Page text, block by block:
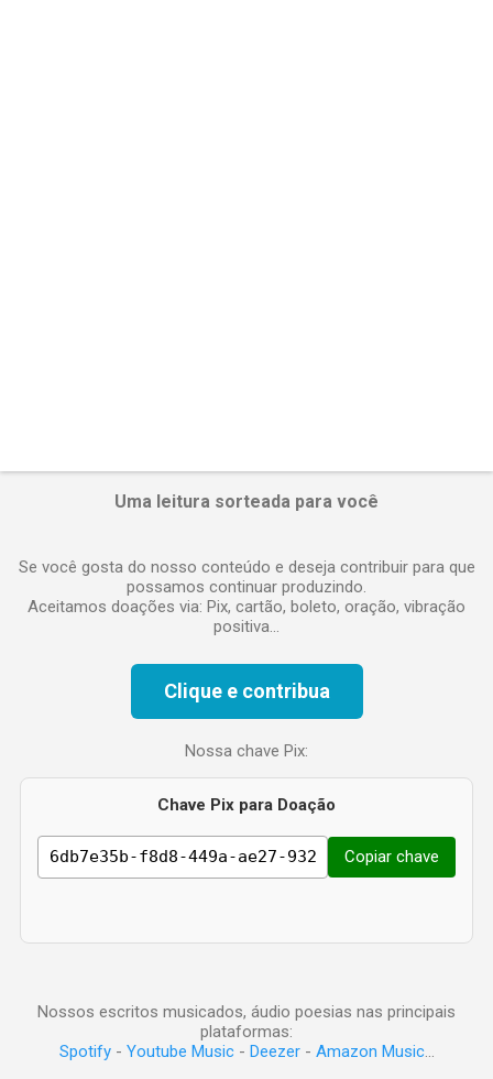
Uma leitura sorteada para você
Se você gosta do nosso conteúdo e deseja contribuir para que
possamos continuar produzindo.
Aceitamos doações via: Pix, cartão, boleto, oração, vibração
positiva...
Clique e contribua
Nossa chave Pix:
Chave Pix para Doação
Copiar chave
Nossos escritos musicados, áudio poesias nas principais
plataformas:
Spotify- Youtube Music- Deezer- Amazon Music...